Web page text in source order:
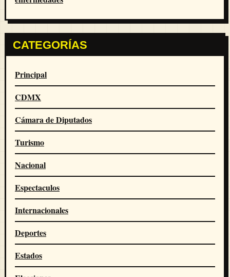
CATEGORÍAS
Principal
CDMX
Cámara de Diputados
Turismo
Nacional
Espectaculos
Internacionales
Deportes
Estados